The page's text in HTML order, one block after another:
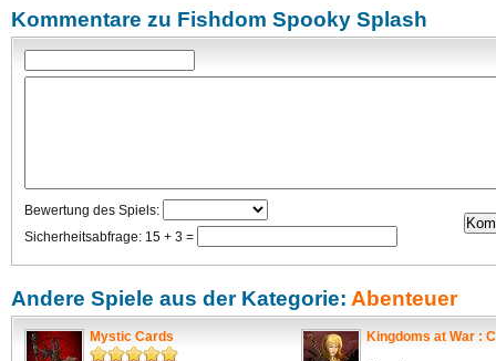
Kommentare zu Fishdom Spooky Splash
Bewertung des Spiels:
Sicherheitsabfrage: 15 + 3 =
Andere Spiele aus der Kategorie: Abenteuer
Mystic Cards Kingdoms at War :